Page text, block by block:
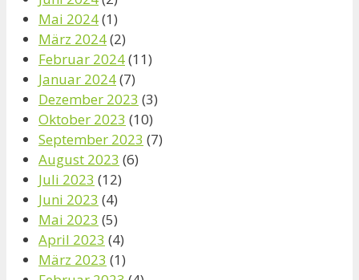
Mai 2024(1)
März 2024(2)
Februar 2024(11)
Januar 2024(7)
Dezember 2023 (3)
Oktober 2023 (10)
September 2023 (7)
August 2023 (6)
Juli 2023 (12)
Juni 2023 (4)
Mai 2023 (5)
April 2023 (4)
März 2023 (1)